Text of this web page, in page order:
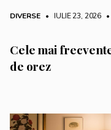
DIVERSE • IULIE 23, 2026 •
Cele mai
de orez